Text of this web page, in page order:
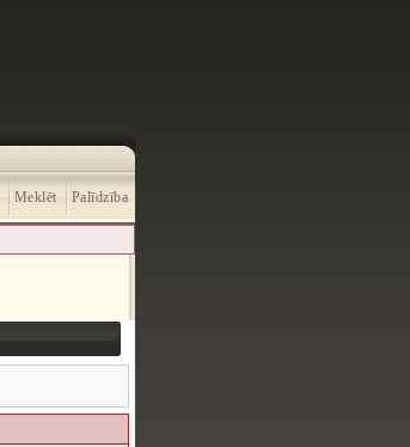
Palīdzība
Meklēt